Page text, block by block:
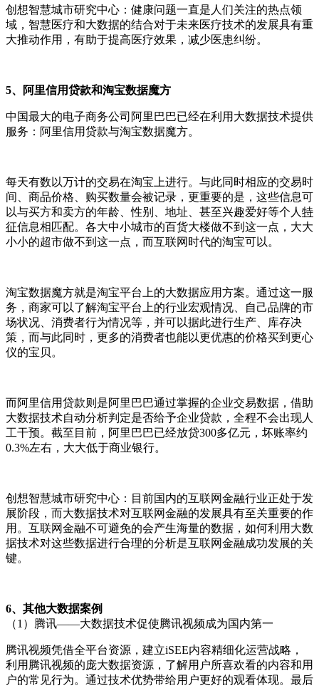
创想智慧城市研究中心：健康问题一直是人们关注的热点领
域，智慧医疗和大数据的结合对于未来医疗技术的发展具有重
大推动作用，有助于提高医疗效果，减少医患纠纷。
5、阿里信用贷款和淘宝数据魔方
中国最大的电子商务公司阿里巴巴已经在利用大数据技术提供
服务：阿里信用贷款与淘宝数据魔方。
每天有数以万计的交易在淘宝上进行。与此同时相应的交易时
间、商品价格、购买数量会被记录，更重要的是，这些信息可
以与买方和卖方的年龄、性别、地址、甚至兴趣爱好等个人 特
征信息相匹配。各大中小城市的百货大楼做不到这一点，大大
小小的超市做不到这一点，而互联网时代的淘宝可以。
淘宝数据魔方就是淘宝平台上的大数据应用方案。通过这一服
务，商家可以了解淘宝平台上的行业宏观情况、自己品牌的市
场状况、消费者行为情况等，并可以据此进行生产、库存决
策，而与此同时，更多的消费者也能以更优惠的价格买到更心
仪的宝贝。
而阿里信用贷款则是阿里巴巴通过掌握的企业交易数据，借助
大数据技术自动分析判定是否给予企业贷款，全程不会出现人
工干预。截至目前，阿里巴巴已经放贷300多亿元，坏账率约
0.3%左右，大大低于商业银行。
创想智慧城市研究中心：目前国内的互联网金融行业正处于发
展阶段，而大数据技术对互联网金融的发展具有至关重要的作
用。互联网金融不可避免的会产生海量的数据，如何利用大数
据技术对这些数据进行合理的分析是互联网金融成功发展的关
键。
6、其他大数据案例
（1）腾讯——大数据技术促使腾讯视频成为国内第一
腾讯视频凭借全平台资源，建立iSEE内容精细化运营战略，
利用腾讯视频的庞大数据资源，了解用户所喜欢看的内容和用
户的常见行为。通过技术优势带给用户更好的观看体现。最后